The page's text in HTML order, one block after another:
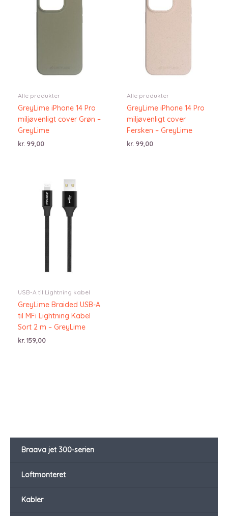
Braava jet 300-serien
Loftmonteret
Kabler
Alle produkter
GreyLime iPhone 14 Pro
miljøvenligt cover Grøn –
GreyLime
kr. 99,00
Alle produkter
GreyLime iPhone 14 Pro
miljøvenligt cover
Fersken – GreyLime
kr. 99,00
USB-A til Lightning kabel
GreyLime Braided USB-A
til MFi Lightning Kabel
Sort 2 m – GreyLime
kr.159,00